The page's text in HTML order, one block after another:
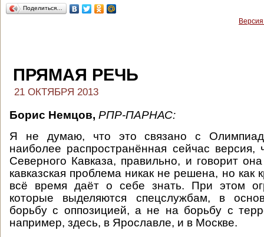
Поделиться…
ПРЯМАЯ РЕЧЬ
21 ОКТЯБРЯ 2013
Борис Немцов, РПР-ПАРНАС:
Я не думаю, что это связано с
наиболее распространённая сейчас версия,
Северного Кавказа, правильно, и говорит
кавказская проблема никак не решена, но как
всё время даёт о себе знать. При этом
которые выделяются спецслужбам, в
борьбу с оппозицией, а не на борьбу с
например, здесь, в Ярославле, и в Москве.